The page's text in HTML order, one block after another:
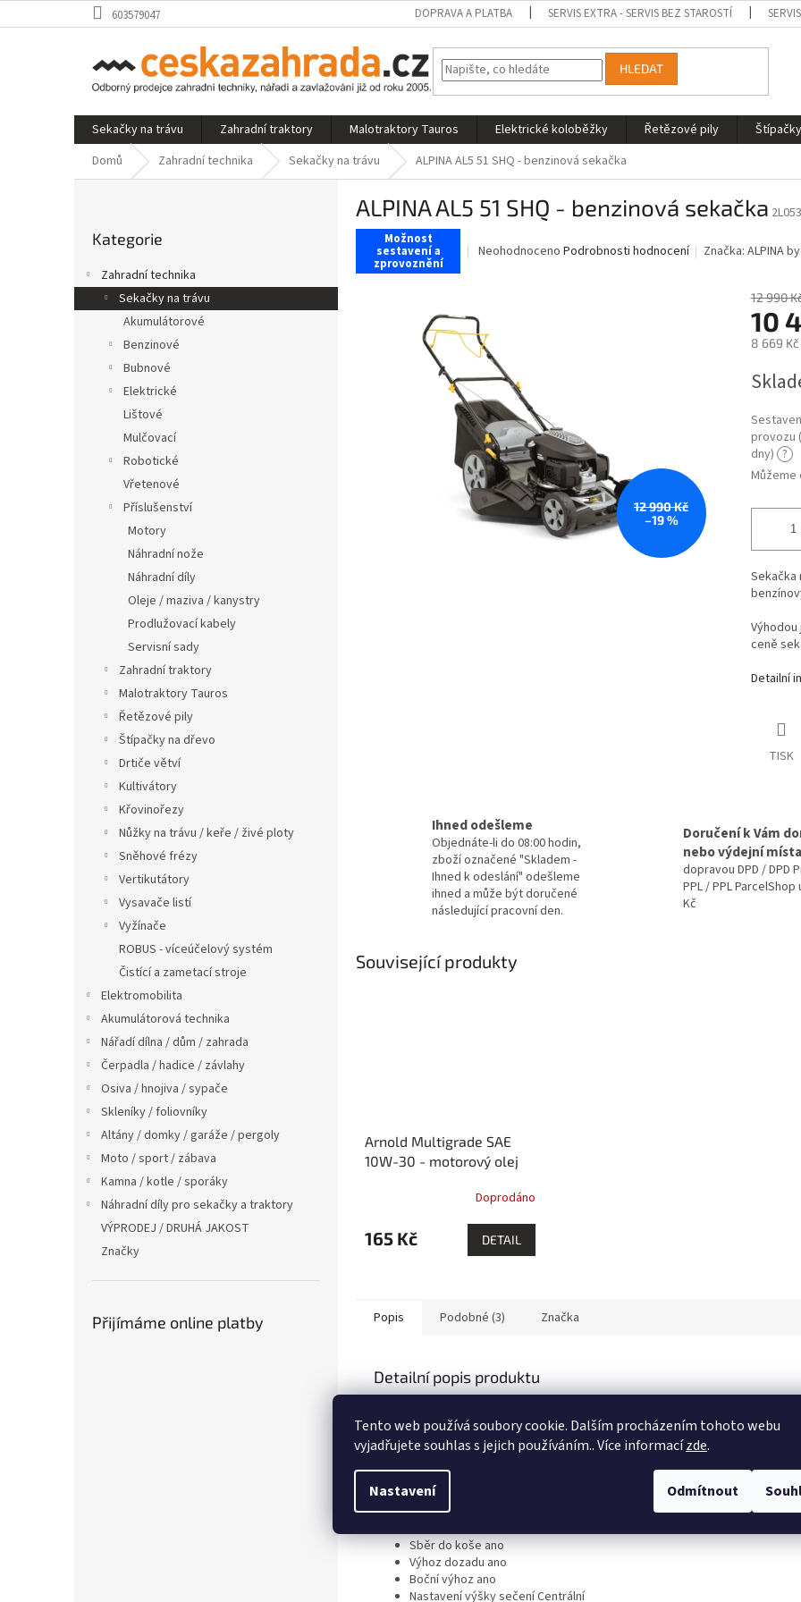
Tento web používá soubory cookie. Dalším procházením tohoto webu
vyjadřujete souhlas s jejich používáním.. Více informacízde.
Nastavení Odmítnout
na
603579047 DOPRAVA A PLATBA SERVIS EXTRA - SERVIS BEZ STAROSTÍ
HLEDAT
Sekačky na trávu Zahradní traktory Malotraktory Tauros Elektrické koloběžky Řetězové pily
Domů
Zahradní technika Sekačky na trávu ALPINA AL5 51 SHQ - benzinová sekačka
a
n
kategorie
Kategorie
Zahradní technika
Sekačky na trávu
Akumulátorové
Benzinové
Bubnové
Elektrické
Lištové
Mulčovací
Robotické
Vřetenové
Příslušenství
Motory
Náhradní nože
Náhradní díly
Oleje / maziva / kanystry
Prodlužovací kabely
Servisní sady
Zahradní traktory
Malotraktory Tauros
Řetězové pily
Štípačky na dřevo
Drtiče větví
Kultivátory
Křovinořezy
Nůžky na trávu / keře / živé ploty
Sněhové frézy
Vertikutátory
Vysavače listí
Vyžínače
ROBUS - víceúčelový systém
Čistící a zametací stroje
Elektromobilita
Akumulátorová technika
Nářadí dílna / dům / zahrada
Čerpadla / hadice / závlahy
Osiva / hnojiva / sypače
Skleníky / foliovníky
Altány / domky / garáže / pergoly
Moto / sport / zábava
Kamna / kotle / sporáky
Náhradní díly pro sekačky a traktory
VÝPRODEJ / DRUHÁ JAKOST
Značky
Přijímáme online platby
ALPINA AL5 51 SHQ - benzinová sekačka
Možnost
sestavení a
zprovoznění
Průměrné
0,0
z
5
hvězdiček.
Neohodnoceno Podrobnosti hodnocení Značka:ALPINA
12 990 Kč
–19 %
12 990
10
8 669 Kč
cena:
provozu
dny) ?
Sekačka
ceně
Detailní
TISK
Ihned odešleme
Objednáte-li do 08:00 hodin,
zboží označené "Skladem -
Ihned k odeslání" odešleme
ihned a může být doručené
následující pracovní den.
Doručení k Vám
nebo výdejní místa
dopravou DPD / DPD
PPL / PPL ParcelShop
Kč
Související produkty
Arnold Multigrade SAE
10W-30 - motorový olej
Doprodáno
165 Kč DETAIL
Popis Podobné (3) Značka
Detailní popis produktu
Za tuto skvělou cenu výborná sekačka se silným motorem.
Výkon 3,3 kW
Záběr 51 cm
Koš 60 l
Sběr do koše ano
Výhoz dozadu ano
Boční výhoz ano
Nastavení výšky sečení Centrální